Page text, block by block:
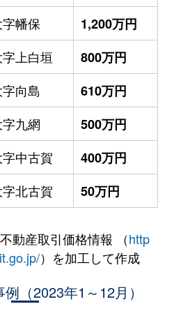
幡保
1,200万円
上白垣
800万円
向島
610万円
九網
500万円
中古賀
400万円
北古賀 50万円
動産取引価格情報 （http
）を加工して作成
（2023年1～12月）